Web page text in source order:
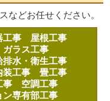
などお任せください。
工事 屋根工事
ガラス工事
排水・衛生工事
装工事畳工事
事 空調工事
ン専有部工事